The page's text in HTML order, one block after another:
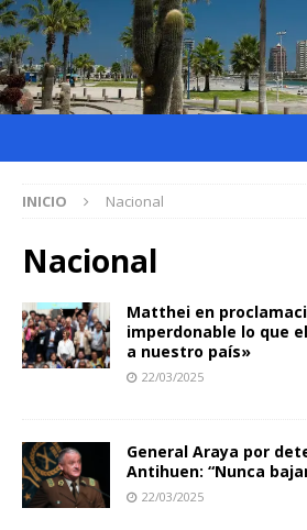
INICIO Nacional
Nacional
Matthei en
imperdonable lo que
a nuestro país»
22/03/2025
General Araya por
Antihuen: “Nunca
22/03/2025